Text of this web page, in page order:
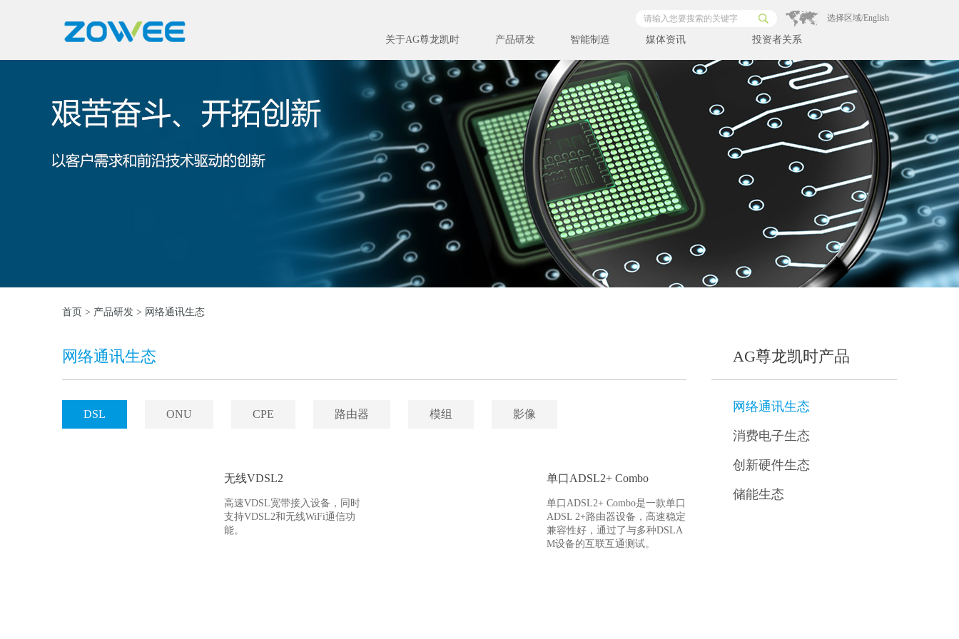
选择区域/English
关于AG尊龙凯时 产品研发 智能制造 媒体资讯 投资者关系
首页 > 产品研发 > 网络通讯生态
网络通讯生态
DSL ONU CPE 路由器 模组 影像
无线VDSL2
高速VDSL宽带接入设备，同时
支持VDSL2和无线WiFi通信功
能。
单口ADSL2+ Combo
单口ADSL2+ Combo是一款单口
ADSL 2+路由器设备，高速稳定
兼容性好，通过了与多种DSLA
M设备的互联互通测试。
AG尊龙凯时产品
网络通讯生态
消费电子生态
创新硬件生态
储能生态